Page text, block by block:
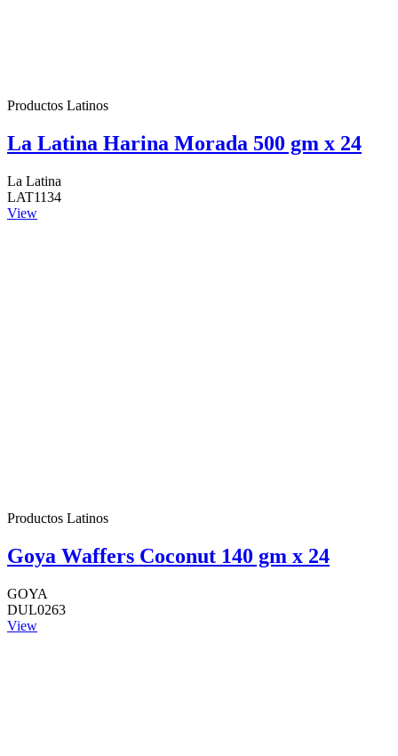
Productos Latinos
La Latina Harina Morada 500 gm x 24
La Latina
LAT1134
View
Productos Latinos
Goya Waffers Coconut 140 gm x 24
GOYA
DUL0263
View